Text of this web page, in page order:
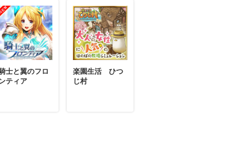
士と翼のフロ
ティア
楽園生活 ひつ
じ村